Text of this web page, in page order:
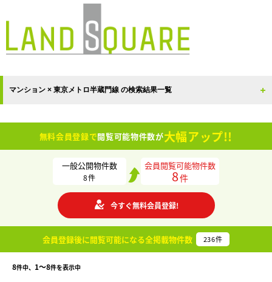
マンション × 東京メトロ半蔵門線 の検索結果一覧
無料会員登録で閲覧可能物件数が大幅アップ!!
一般公開物件数
8件
会員閲覧可能物件数
8件
今すぐ無料会員登録!
会員登録後に閲覧可能になる全掲載物件数 236件
8件中、 1〜8件を表示中